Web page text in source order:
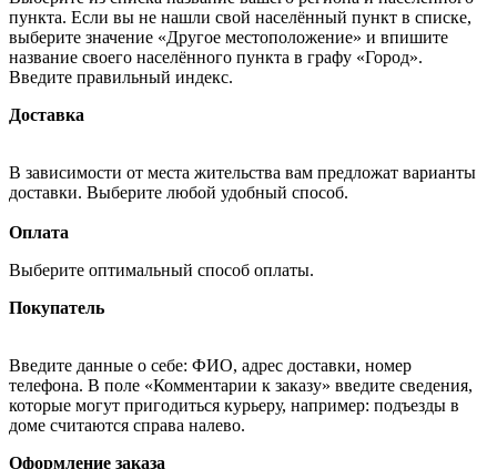
пункта. Если вы не нашли свой населённый пункт в списке,
выберите значение «Другое местоположение» и впишите
название своего населённого пункта в графу «Город».
Введите правильный индекс.
Доставка
В зависимости от места жительства вам предложат варианты
доставки. Выберите любой удобный способ.
Оплата
Выберите оптимальный способ оплаты.
Покупатель
Введите данные о себе: ФИО, адрес доставки, номер
телефона. В поле «Комментарии к заказу» введите сведения,
которые могут пригодиться курьеру, например: подъезды в
доме считаются справа налево.
Оформление заказа